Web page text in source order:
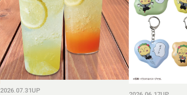
2026.07.31UP